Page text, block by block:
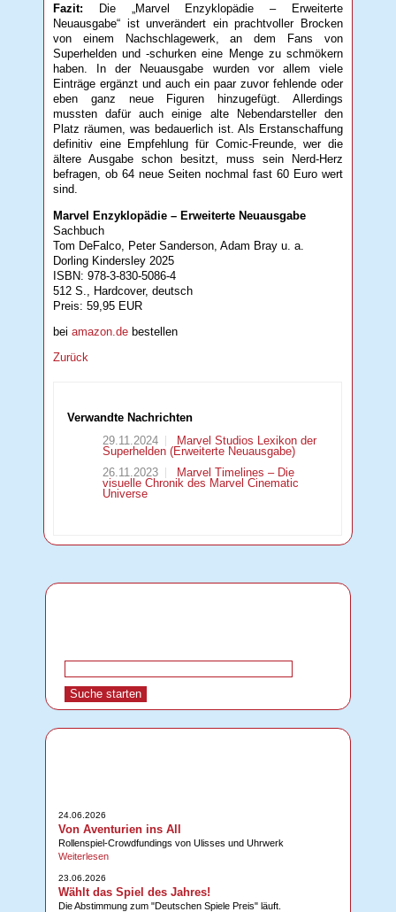
Fazit: Die „Marvel Enzyklopädie – Erweiterte
Neuausgabe“ ist unverändert ein prachtvoller Brocken
von einem Nachschlagewerk, an dem Fans von
Superhelden und -schurken eine Menge zu schmökern
haben. In der Neuausgabe wurden vor allem viele
Einträge ergänzt und auch ein paar zuvor fehlende oder
eben ganz neue Figuren hinzugefügt. Allerdings
mussten dafür auch einige alte Nebendarsteller den
Platz räumen, was bedauerlich ist. Als Erstanschaffung
definitiv eine Empfehlung für Comic-Freunde, wer die
ältere Ausgabe schon besitzt, muss sein Nerd-Herz
befragen, ob 64 neue Seiten nochmal fast 60 Euro wert
sind.
Marvel Enzyklopädie – Erweiterte Neuausgabe
Sachbuch
Tom DeFalco, Peter Sanderson, Adam Bray u. a.
Dorling Kindersley 2025
ISBN: 978-3-830-5086-4
512 S., Hardcover, deutsch
Preis: 59,95 EUR
beiamazon.de bestellen
Zurück
Verwandte Nachrichten
29.11.2024
Marvel Studios Lexikon der
Superhelden (Erweiterte Neuausgabe)
26.11.2023
Marvel Timelines – Die
visuelle Chronik des Marvel Cinematic
Universe
24.06.2026
Von Aventurien ins All
Rollenspiel-Crowdfundings von Ulisses und Uhrwerk
Weiterlesen
23.06.2026
Wählt das Spiel des Jahres!
Die Abstimmung zum "Deutschen Spiele Preis" läuft.